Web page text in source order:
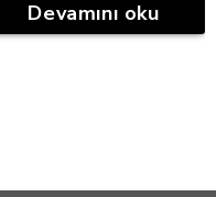
Devamını oku